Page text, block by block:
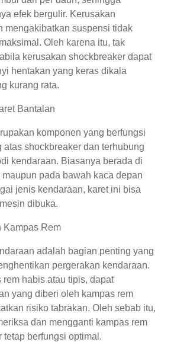
efek bergulir. Kerusakan
mengakibatkan suspensi tidak
Oleh karena itu, tak
kerusakan shockbreaker dapat
hentakan yang keras dikala
kurang rata.
Bantalan
komponen yang berfungsi
shockbreaker dan terhubung
kendaraan. Biasanya berada di
pada bawah kaca depan
jenis kendaraan, karet ini bisa
dibuka.
Kampas Rem
adalah bagian penting yang
pergerakan kendaraan.
rem habis atau tipis, dapat
yang diberi oleh kampas rem
risiko tabrakan. Oleh sebab itu,
dan mengganti kampas rem
tetap berfungsi optimal.